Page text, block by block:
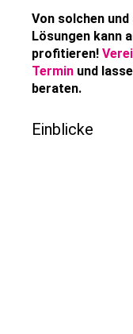
Von solchen
Lösungen kann
profitieren!
Termin und
beraten.
Einblicke